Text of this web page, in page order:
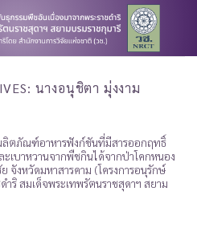
นางอนุชิตา มุ่งงาม
ตภัณฑ์อาหารฟังก์ชันที่มีสารออกฤทธิ์
เบาหวานจากพืชกินได้จากป่าโคกหนอง
จังหวัดมหาสารคาม (โครงการอนุรักษ์
ริ สมเด็จพระเทพรัตนราชสุดาฯ สยาม